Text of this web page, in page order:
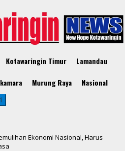
Kotawaringin Timur Lamandau
Murung Raya Nasional
Ekonomi Nasional, Harus